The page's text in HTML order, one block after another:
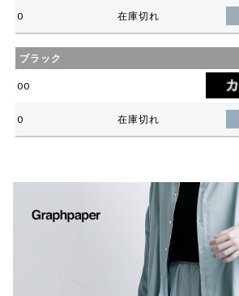
0 在庫切れ
ブラック
00
0 在庫切れ